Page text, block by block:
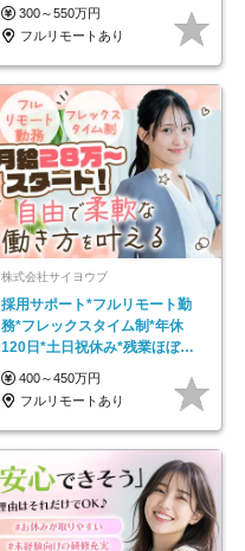
300～550万円
フルリモートあり
株式会社サイヨウブ
採用サポート*フルリモート勤
務*フレックスタイム制*年休
120日*土日祝休み*残業ほぼな
し*育児中社員8割以上
400～450万円
フルリモートあり